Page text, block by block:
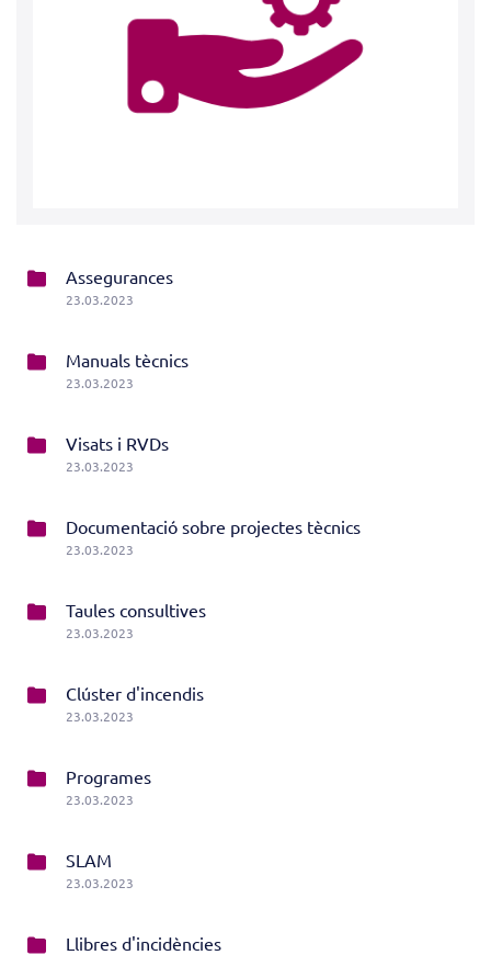
Assegurances
23.03.2023
Manuals tècnics
23.03.2023
Visats i RVDs
23.03.2023
Documentació sobre projectes tècnics
23.03.2023
Taules consultives
23.03.2023
Clúster d'incendis
23.03.2023
Programes
23.03.2023
SLAM
23.03.2023
Llibres d'incidències